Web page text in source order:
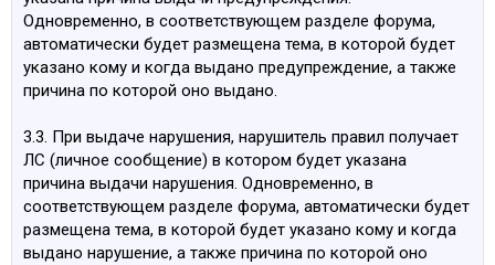
Одновременно, в соответствующем разделе форума,
автоматически будет размещена тема, в которой будет
указано кому и когда выдано предупреждение, а также
причина по которой оно выдано.
3.3. При выдаче нарушения, нарушитель правил получает
ЛС (личное сообщение) в котором будет указана
причина выдачи нарушения. Одновременно, в
соответствующем разделе форума, автоматически будет
размещена тема, в которой будет указано кому и когда
выдано нарушение, а также причина по которой оно